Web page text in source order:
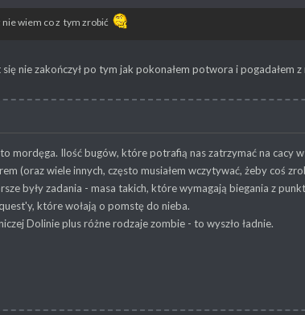
nie wiem co z tym zrobić
się nie zakończył po tym jak pokonałem potwora i pogadałem
mordęga. Ilość bugów, które potrafią nas zatrzymać na cacy
(oraz wiele innych, często musiałem wczytywać, żeby coś
były zadania - masa takich, które wymagają biegania z
które wołają o pomstę do nieba.
Dolinie plus różne rodzaje zombie - to wyszło ładnie.